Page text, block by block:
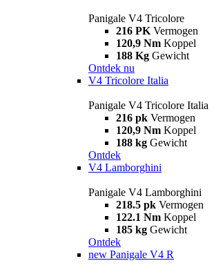
Panigale V4 Tricolore
216 PK Vermogen
120,9 Nm Koppel
188 Kg Gewicht
Ontdek nu
V4 Tricolore Italia
Panigale V4 Tricolore Italia
216 pk Vermogen
120,9 Nm Koppel
188 kg Gewicht
Ontdek
V4 Lamborghini
Panigale V4 Lamborghini
218.5 pk Vermogen
122.1 Nm Koppel
185 kg Gewicht
Ontdek
new Panigale V4 R